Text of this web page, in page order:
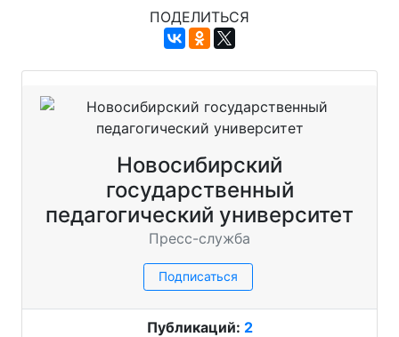
ПОДЕЛИТЬСЯ
Новосибирский
государственный
педагогический университет
Пресс-служба
Подписаться
Публикаций: 2